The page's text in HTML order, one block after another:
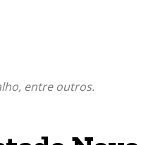
entre outros.